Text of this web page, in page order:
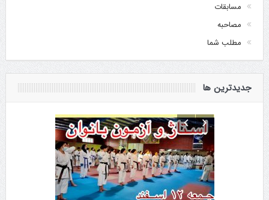
مسابقات
مصاحبه
مطلب شما
جدیدترین ها